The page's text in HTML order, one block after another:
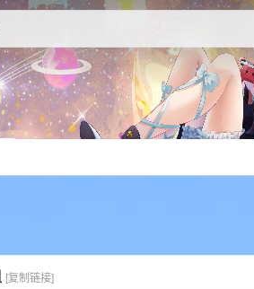
[复制链接]